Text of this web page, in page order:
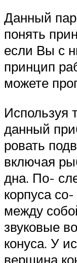
Данный
понять
если Вы с
принцип
можете
Используя
данный
ровать
включая
дна. По-
корпуса
между
звуковые
конуса. У
вершина